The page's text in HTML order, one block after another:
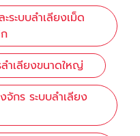
ระบบลำเลียงเม็ด
ำเลียงขนาดใหญ่
กร ระบบลำเลียง